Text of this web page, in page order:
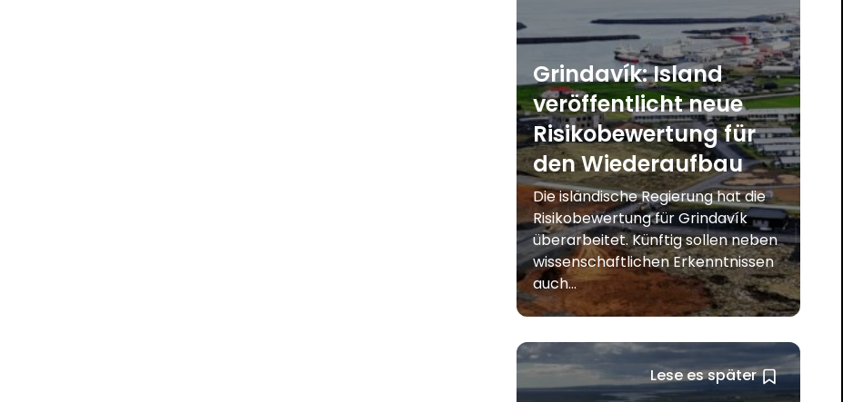
Grindavík: Island
veröffentlicht neue
Risikobewertung für
den Wiederaufbau
Die isländische Regierung hat die
Risikobewertung für Grindavík
überarbeitet. Künftig sollen neben
wissenschaftlichen Erkenntnissen
auch...
Lese es später